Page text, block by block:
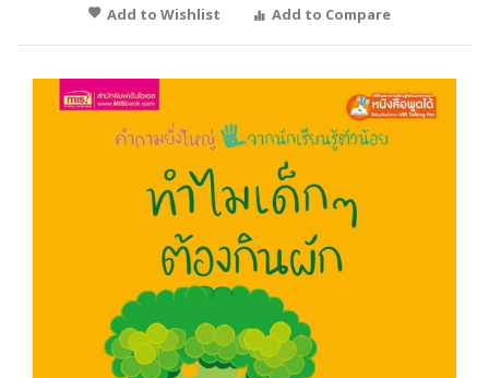
Add to Wishlist
Add to Compare